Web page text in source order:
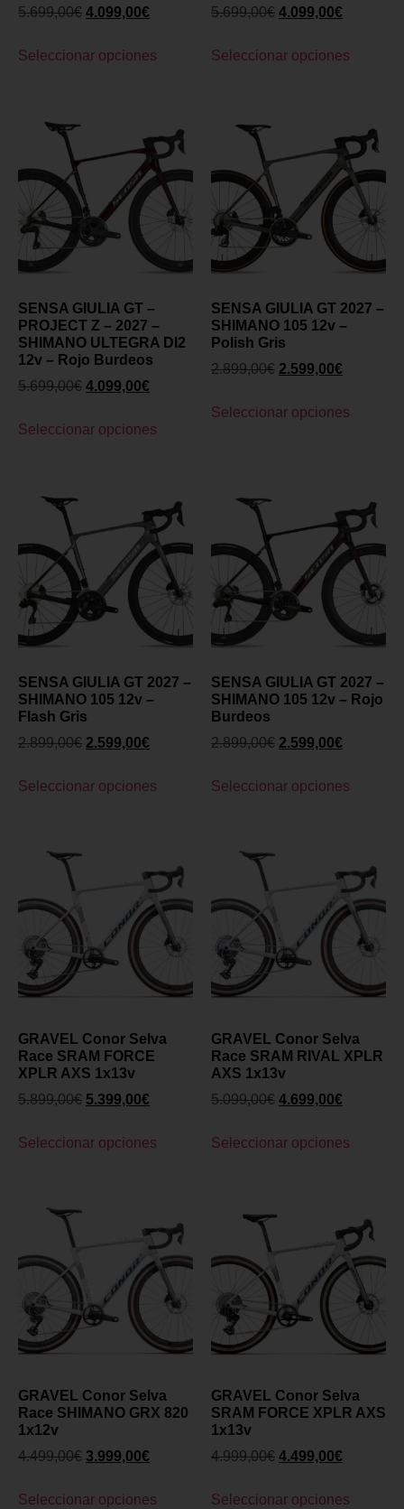
5.699,00€ 4.099,00€
Seleccionar opciones
5.699,00€ 4.099,00€
Seleccionar opciones
SENSA GIULIA GT –
PROJECT Z – 2027 –
SHIMANO ULTEGRA DI2
12v – Rojo Burdeos
5.699,00€ 4.099,00€
Seleccionar opciones
SENSA GIULIA GT 2027 –
SHIMANO 105 12v –
Polish Gris
2.899,00€ 2.599,00€
Seleccionar opciones
SENSA GIULIA GT 2027 –
SHIMANO 105 12v –
Flash Gris
2.899,00€ 2.599,00€
Seleccionar opciones
SENSA GIULIA GT 2027 –
SHIMANO 105 12v – Rojo
Burdeos
2.899,00€ 2.599,00€
Seleccionar opciones
GRAVEL Conor Selva
Race SRAM FORCE
XPLR AXS 1x13v
5.899,00€ 5.399,00€
Seleccionar opciones
GRAVEL Conor Selva
Race SRAM RIVAL XPLR
AXS 1x13v
5.099,00€ 4.699,00€
Seleccionar opciones
GRAVEL Conor Selva
Race SHIMANO GRX 820
1x12v
4.499,00€ 3.999,00€
Seleccionar opciones
GRAVEL Conor Selva
SRAM FORCE XPLR AXS
1x13v
4.999,00€ 4.499,00€
Seleccionar opciones